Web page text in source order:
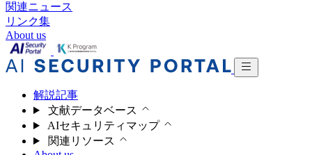
関連ニュース
リンク集
About us
解説記事
文献データベース
AIセキュリティマップ
関連リソース